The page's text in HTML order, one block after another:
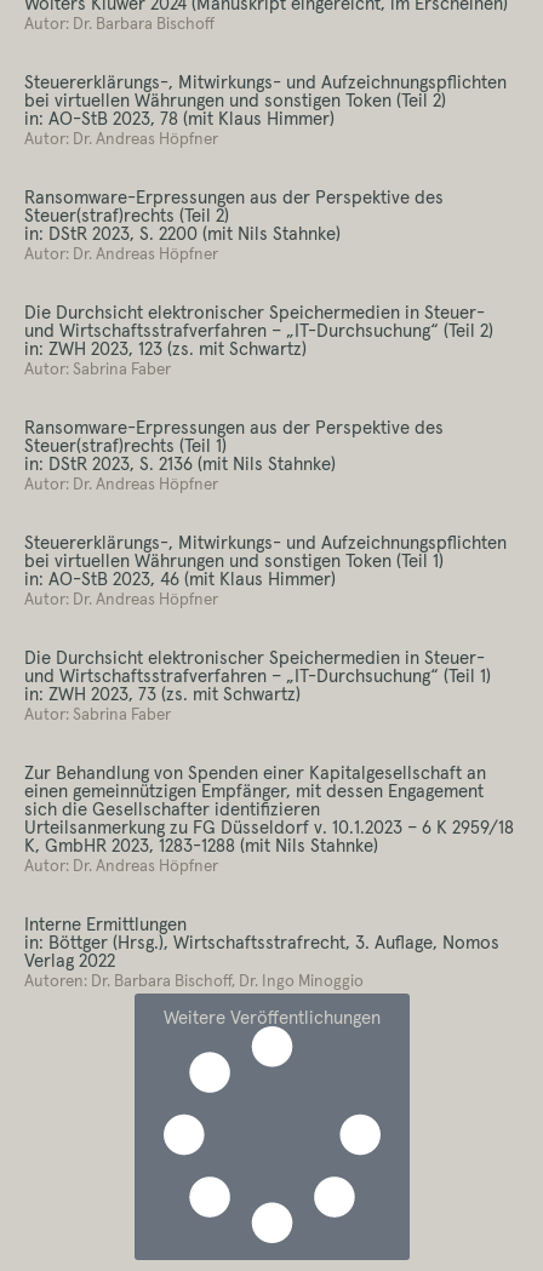
Autor: Dr. Barbara Bischoff
Steuererklärungs-, Mitwirkungs- und Aufzeichnungspflichten
bei virtuellen Währungen und sonstigen Token (Teil 2)
in: AO-StB 2023, 78 (mit Klaus Himmer)
Autor: Dr. Andreas Höpfner
Ransomware-Erpressungen aus der Perspektive des
Steuer(straf)rechts (Teil 2)
in: DStR 2023, S. 2200 (mit Nils Stahnke)
Autor: Dr. Andreas Höpfner
Die Durchsicht elektronischer Speichermedien in Steuer-
und Wirtschaftsstrafverfahren – „IT-Durchsuchung“ (Teil 2)
in: ZWH 2023, 123 (zs. mit Schwartz)
Autor: Sabrina Faber
Ransomware-Erpressungen aus der Perspektive des
Steuer(straf)rechts (Teil 1)
in: DStR 2023, S. 2136 (mit Nils Stahnke)
Autor: Dr. Andreas Höpfner
Steuererklärungs-, Mitwirkungs- und Aufzeichnungspflichten
bei virtuellen Währungen und sonstigen Token (Teil 1)
in: AO-StB 2023, 46 (mit Klaus Himmer)
Autor: Dr. Andreas Höpfner
Die Durchsicht elektronischer Speichermedien in Steuer-
und Wirtschaftsstrafverfahren – „IT-Durchsuchung“ (Teil 1)
in: ZWH 2023, 73 (zs. mit Schwartz)
Autor: Sabrina Faber
Zur Behandlung von Spenden einer Kapitalgesellschaft an
einen gemeinnützigen Empfänger, mit dessen Engagement
sich die Gesellschafter identifizieren
Urteilsanmerkung zu FG Düsseldorf v. 10.1.2023 – 6 K 2959/18
K, GmbHR 2023, 1283-1288 (mit Nils Stahnke)
Autor: Dr. Andreas Höpfner
Interne Ermittlungen
in: Böttger (Hrsg.), Wirtschaftsstrafrecht, 3. Auflage, Nomos
Verlag 2022
Autoren: Dr. Barbara Bischoff, Dr. Ingo Minoggio
Weitere Veröffentlichungen